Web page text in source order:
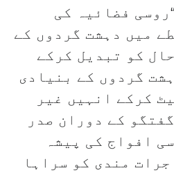
فضائیہ کی
میں دہشت گردوں کے
کو تبدیل کرکے
گردوں کے بنیادی
کرکے انہیں غیر
کے دوران صدر
افواج کی پیشہ
جرات مندی کو سراہا